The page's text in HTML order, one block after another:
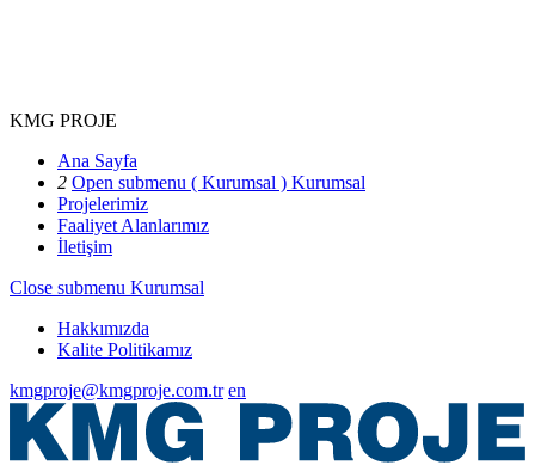
KMG PROJE
Ana Sayfa
2 Open submenu ( Kurumsal ) Kurumsal
Projelerimiz
Faaliyet Alanlarımız
İletişim
Close submenu Kurumsal
Hakkımızda
Kalite Politikamız
kmgproje@kmgproje.com.tr en